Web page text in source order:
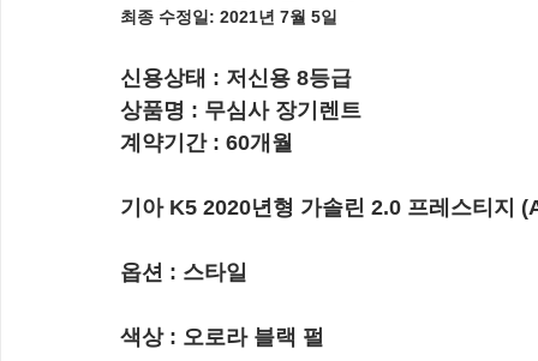
최종 수정일: 2021년 7월 5일
신용상태 : 저신용 8등급
상품명 : 무심사 장기렌트
계약기간 : 60개월
기아 K5 2020년형 가솔린 2.0 프레스티지
옵션 : 스타일
색상 : 오로라 블랙 펄